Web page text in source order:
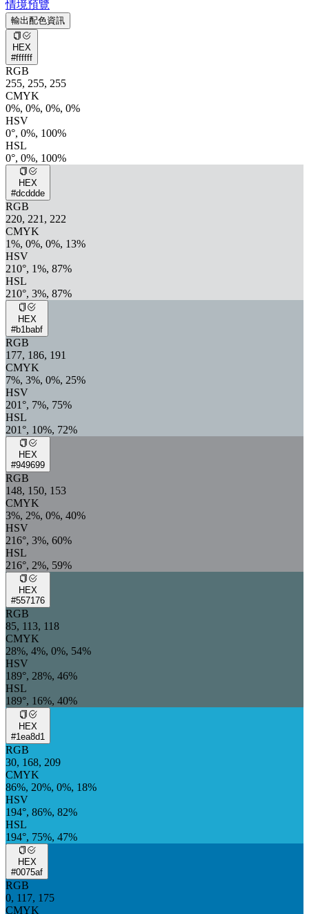
情境預覽
輸出配色資訊
HEX
#ffffff
RGB
255, 255, 255
CMYK
0%, 0%, 0%, 0%
HSV
0°, 0%, 100%
HSL
0°, 0%, 100%
HEX
#dcddde
RGB
220, 221, 222
CMYK
1%, 0%, 0%, 13%
HSV
210°, 1%, 87%
HSL
210°, 3%, 87%
HEX
#b1babf
RGB
177, 186, 191
CMYK
7%, 3%, 0%, 25%
HSV
201°, 7%, 75%
HSL
201°, 10%, 72%
HEX
#949699
RGB
148, 150, 153
CMYK
3%, 2%, 0%, 40%
HSV
216°, 3%, 60%
HSL
216°, 2%, 59%
HEX
#557176
RGB
85, 113, 118
CMYK
28%, 4%, 0%, 54%
HSV
189°, 28%, 46%
HSL
189°, 16%, 40%
HEX
#1ea8d1
RGB
30, 168, 209
CMYK
86%, 20%, 0%, 18%
HSV
194°, 86%, 82%
HSL
194°, 75%, 47%
HEX
#0075af
RGB
0, 117, 175
CMYK